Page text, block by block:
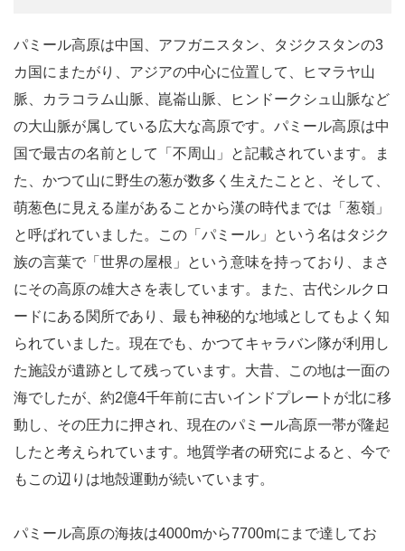
パミール高原は中国、アフガニスタン、タジクスタンの3
カ国にまたがり、アジアの中心に位置して、ヒマラヤ山
脈、カラコラム山脈、崑崙山脈、ヒンドークシュ山脈など
の大山脈が属している広大な高原です。パミール高原は中
国で最古の名前として「不周山」と記載されています。ま
た、かつて山に野生の葱が数多く生えたことと、そして、
萌葱色に見える崖があることから漢の時代までは「葱嶺」
と呼ばれていました。この「パミール」という名はタジク
族の言葉で「世界の屋根」という意味を持っており、まさ
にその高原の雄大さを表しています。また、古代シルクロ
ードにある関所であり、最も神秘的な地域としてもよく知
られていました。現在でも、かつてキャラバン隊が利用し
た施設が遺跡として残っています。大昔、この地は一面の
海でしたが、約2億4千年前に古いインドプレートが北に移
動し、その圧力に押され、現在のパミール高原一帯が隆起
したと考えられています。地質学者の研究によると、今で
もこの辺りは地殻運動が続いています。
パミール高原の海抜は4000mから7700mにまで達してお